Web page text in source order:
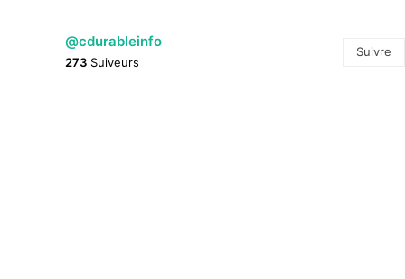
@cdurableinfo
273 Suiveurs
Suivre